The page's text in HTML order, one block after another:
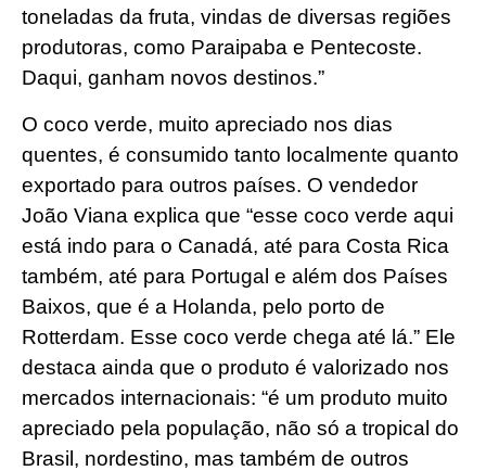
toneladas da fruta, vindas de diversas regiões
produtoras, como Paraipaba e Pentecoste.
Daqui, ganham novos destinos.”
O coco verde, muito apreciado nos dias
quentes, é consumido tanto localmente quanto
exportado para outros países. O vendedor
João Viana explica que “esse coco verde aqui
está indo para o Canadá, até para Costa Rica
também, até para Portugal e além dos Países
Baixos, que é a Holanda, pelo porto de
Rotterdam. Esse coco verde chega até lá.” Ele
destaca ainda que o produto é valorizado nos
mercados internacionais: “é um produto muito
apreciado pela população, não só a tropical do
Brasil, nordestino, mas também de outros